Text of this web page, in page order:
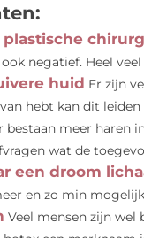
negatief. Heel veel
huid Er zijn
hebt kan dit leiden
bestaan meer haren
wat de
een droom
en zo min
Veel mensen zijn wel